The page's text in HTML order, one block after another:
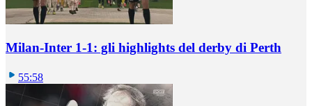
Milan-Inter 1-1: gli highlights del derby di Perth
55:58